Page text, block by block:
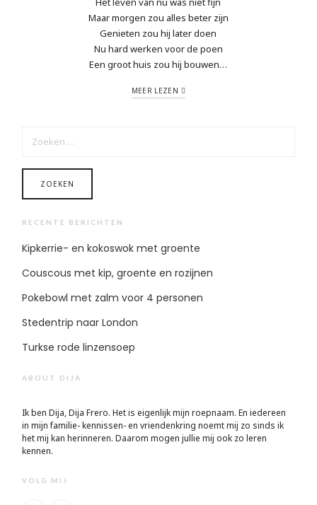
Maar morgen zou alles beter zijn
Genieten zou hij later doen
Nu hard werken voor de poen
Een groot huis zou hij bouwen…
MEER LEZEN
NAAR:
RECENTE BERICHTEN
Kipkerrie- en kokoswok met groente
Couscous met kip, groente en rozijnen
Pokebowl met zalm voor 4 personen
Stedentrip naar London
Turkse rode linzensoep
ABOUT DIJA
Ik ben Dija, Dija Frero. Het is eigenlijk mijn roepnaam. En iedereen
in mijn familie- kennissen- en vriendenkring noemt mij zo sinds ik
het mij kan herinneren. Daarom mogen jullie mij ook zo leren
kennen.
VOLG MIJ